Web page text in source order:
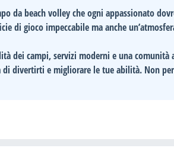
da beach volley che ogni appassionato
di gioco impeccabile ma anche
dei campi,servizi moderni e unacomunità
divertirti e migliorare le tue abilità. Non